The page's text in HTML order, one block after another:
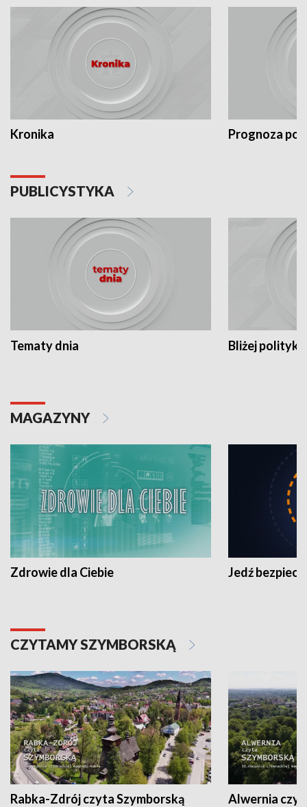
Kronika Prognoza
PUBLICYSTYKA
Tematy dnia Bliżej polityki
MAGAZYNY
Zdrowie dla Ciebie Jedź
CZYTAMY SZYMBORSKĄ
Rabka-Zdrój czyta Szymborską Alwernia